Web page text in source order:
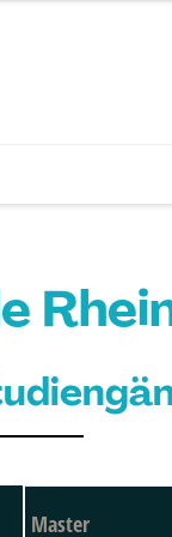
Master